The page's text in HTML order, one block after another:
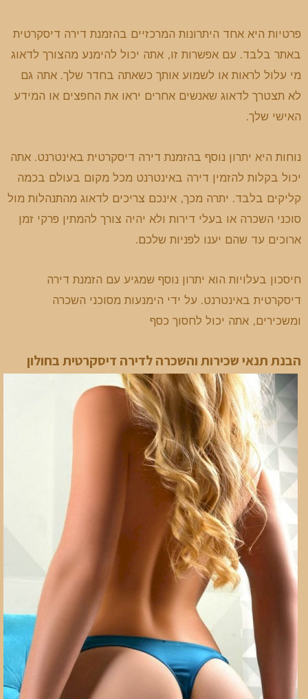
פרטיות היא אחד היתרונות המרכזיים בהזמנת דירה דיסקרטית
באתר בלבד. עם אפשרות זו, אתה יכול להימנע מהצורך לדאוג
מי עלול לראות או לשמוע אותך כשאתה בחדר שלך. אתה גם
לא תצטרך לדאוג שאנשים אחרים יראו את החפצים או המידע
האישי שלך.
נוחות היא יתרון נוסף בהזמנת דירה דיסקרטית באינטרנט. אתה
יכול בקלות להזמין דירה באינטרנט מכל מקום בעולם בכמה
קליקים בלבד. יתרה מכך, אינכם צריכים לדאוג מהתנהלות מול
סוכני השכרה או בעלי דירות ולא יהיה צורך להמתין פרקי זמן
ארוכים עד שהם יענו לפניות שלכם.
חיסכון בעלויות הוא יתרון נוסף שמגיע עם הזמנת דירה
דיסקרטית באינטרנט. על ידי הימנעות מסוכני השכרה
ומשכירים, אתה יכול לחסוך כסף
הבנת תנאי שכירות והשכרה לדירה דיסקרטית בחולון